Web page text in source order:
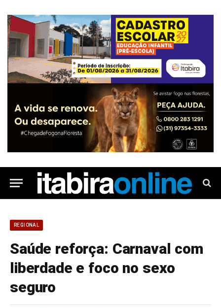
REGIONAL
Saúde reforça: Carnaval com
liberdade e foco no sexo
seguro